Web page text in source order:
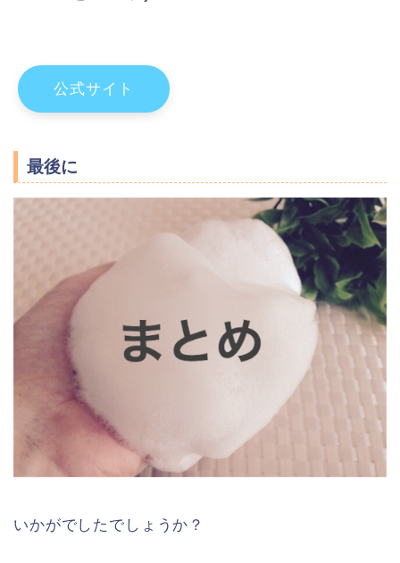
公式サイト
最後に
いかがでしたでしょうか？